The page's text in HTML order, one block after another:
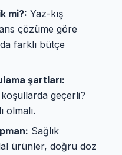
mi?: Yaz-kış
çözüme göre
farklı bütçe
şartları:
geçerli?
olmalı.
Sağlık
ürünler, doğru doz